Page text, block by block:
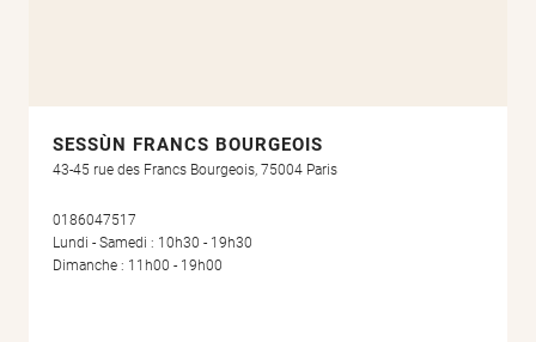
SESSÙN FRANCS BOURGEOIS
43-45 rue des Francs Bourgeois, 75004 Paris
0186047517
Lundi - Samedi : 10h30 - 19h30
Dimanche : 11h00 - 19h00